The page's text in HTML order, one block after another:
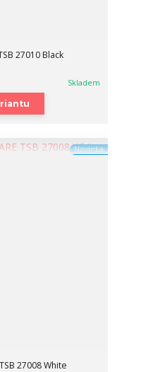
27010 Black
Skladem
Novinka
27008 White